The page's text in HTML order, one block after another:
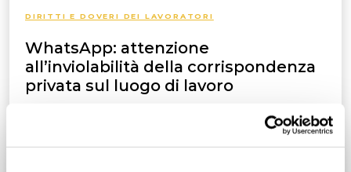
DIRITTI E DOVERI DEI LAVORATORI
WhatsApp: attenzione
all’inviolabilità della corrispondenza
privata sul luogo di lavoro
La tecnologia corre veloce e anche la Giurisprudenza si
aggiorna: ecco tutti i chiarimenti sulla questione della
violazione della corrispondenza privata